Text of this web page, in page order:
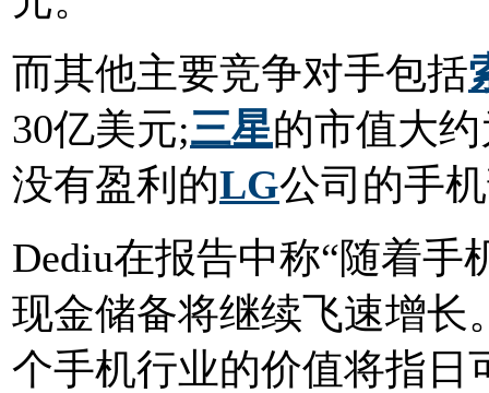
而其他主要竞争对手包括
30亿美元;三星的市值大
没有盈利的LG公司的手
Dediu在报告中称“随着
现金储备将继续飞速增长
个手机行业的价值将指日